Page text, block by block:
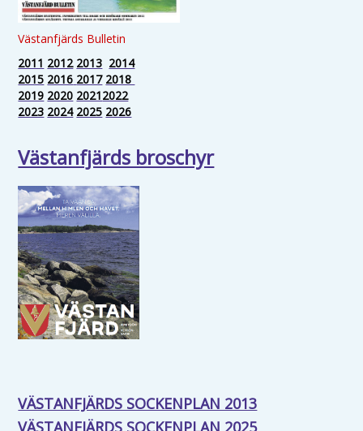
Västanfjärds Bulletin
2011 2012 2013 2014
2015 2016 2017 2018
2019 2020 20212022
2023 2024 2025 2026
Västanfjärds broschyr
VÄSTANFJÄRDS SOCKENPLAN 2013
VÄSTANFJÄRDS SOCKENPLAN 2025